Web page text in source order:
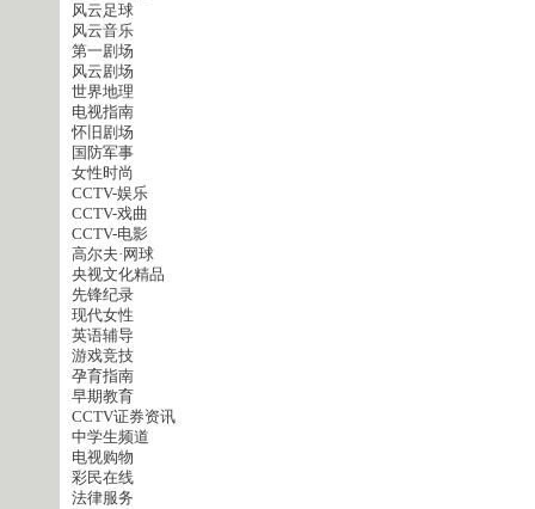
风云足球
风云音乐
第一剧场
风云剧场
世界地理
电视指南
怀旧剧场
国防军事
女性时尚
CCTV-娱乐
CCTV-戏曲
CCTV-电影
高尔夫·网球
央视文化精品
先锋纪录
现代女性
英语辅导
游戏竞技
孕育指南
早期教育
CCTV证券资讯
中学生频道
电视购物
彩民在线
法律服务